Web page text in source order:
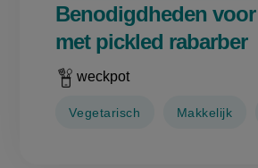
Benodigdheden
met pickled rabarber
weckpot
Vegetarisch Makkelijk